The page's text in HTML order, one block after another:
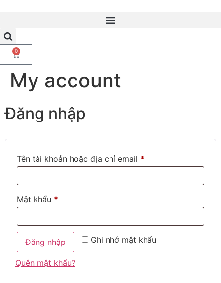
0
My account
Đăng nhập
Tên tài khoản hoặc địa chỉ email *
Mật khẩu *
Ghi nhớ mật khẩu
Đăng nhập
Quên mật khẩu?